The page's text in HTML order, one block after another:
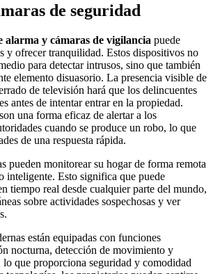
de seguridad
alarma y cámaras de vigilancia puede
y ofrecer tranquilidad. Estos dispositivos no
para detectar intrusos, sino que también
elemento disuasorio. La presencia visible de
de televisión hará que los delincuentes
antes de intentar entrar en la propiedad.
una forma eficaz de alertar a los
cuando se produce un robo, lo que
de una respuesta rápida.
pueden monitorear su hogar de forma remota
inteligente. Esto significa que puede
tiempo real desde cualquier parte del mundo,
sobre actividades sospechosas y ver
están equipadas con funciones
nocturna, detección de movimiento y
lo que proporciona seguridad y comodidad